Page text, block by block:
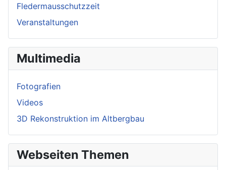
Fledermausschutzzeit
Veranstaltungen
Multimedia
Fotografien
Videos
3D Rekonstruktion im Altbergbau
Webseiten Themen